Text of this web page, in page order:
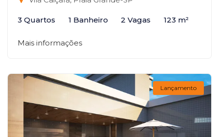
3 Quartos 1 Banheiro 2 Vagas 123 m²
Mais informações
Lançamento